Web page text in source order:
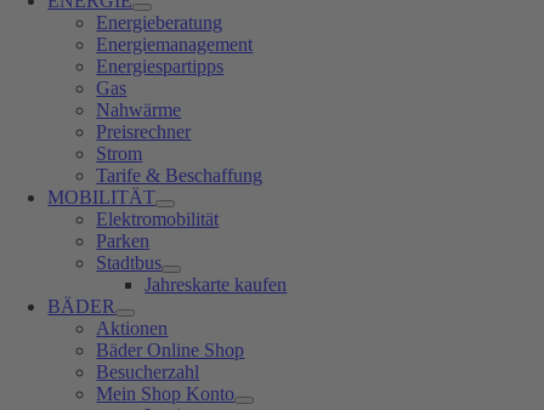
Energieberatung
Energiemanagement
Energiespartipps
Gas
Nahwärme
Preisrechner
Strom
Tarife & Beschaffung
MOBILITÄT
Elektromobilität
Parken
Stadtbus
Jahreskarte kaufen
BÄDER
Aktionen
Bäder Online Shop
Besucherzahl
Mein Shop Konto